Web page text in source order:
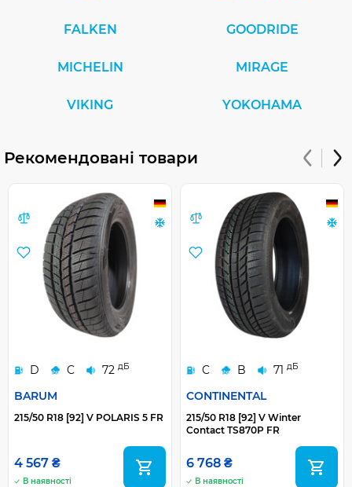
FALKEN GOODRIDE
MICHELIN MIRAGE
VIKING YOKOHAMA
Рекомендовані товари
D C 72 дБ
BARUM
215/50 R18 [92] V POLARIS 5 FR
4 567 ₴
В наявності
C B 71 дБ
CONTINENTAL
215/50 R18 [92] V Winter
Contact TS870P FR
6 768 ₴
В наявності